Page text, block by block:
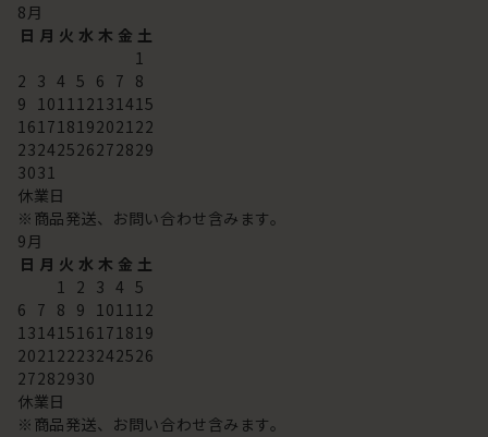
8月
日 月 火 水 木 金 土
1
2 3 4 5 6 7 8
9 101112131415
16171819202122
23242526272829
3031
休業日
※商品発送、お問い合わせ含みます。
9月
日 月 火 水 木 金 土
1 2 3 4 5
6 7 8 9 101112
13141516171819
20212223242526
27282930
休業日
※商品発送、お問い合わせ含みます。